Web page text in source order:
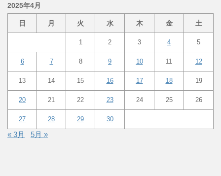
2025年4月
日 月 火 水 木 金 土
1 2 3 4 5
6 7 8 9 10 11 12
13 14 15 16 17 18 19
20 21 22 23 24 25 26
27 28 29 30
« 3月 5月 »